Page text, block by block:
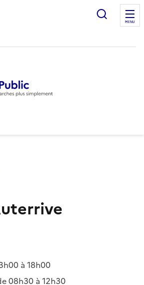
Ouvrir
MENU
à 18h00
08h30 à 12h30